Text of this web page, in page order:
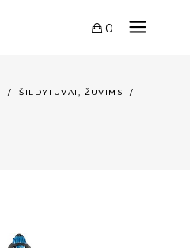
0
/ŠILDYTUVAI , ŽUVIMS /